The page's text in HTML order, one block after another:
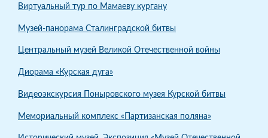
Виртуальный тур по Мамаеву кургану
Музей-панорама Сталинградской битвы
Центральный музей Великой Отечественной войны
Диорама «Курская дуга»
Видеоэкскурсия Поныровского музея Курской битвы
Мемориальный комплекс «Партизанская поляна»